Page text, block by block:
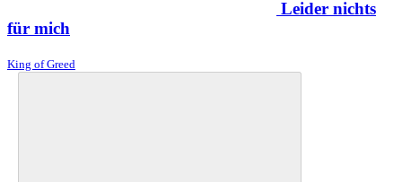
Leider nichts
für mich
King of Greed